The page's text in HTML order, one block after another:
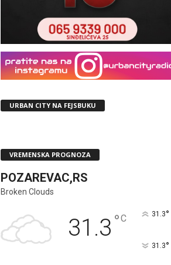
URBAN CITY NA FEJSBUKU
VREMENSKA PROGNOZA
POZAREVAC,RS
Broken Clouds
31.3 °C 31.3°
31.3°